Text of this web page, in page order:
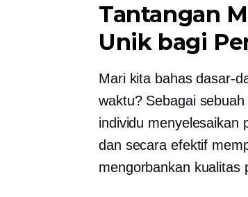
Tantangan
Unik bagi
Mari kita bahas dasar-
waktu? Sebagai
individu menyelesaikan
dan secara efektif
mengorbankan kualitas